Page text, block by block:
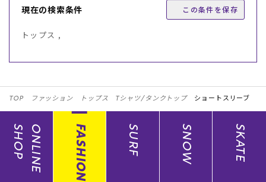
現在の検索条件 この条件を保存
トップス ,
TOP ファッション トップス Tシャツ/タンクトップ ショートスリーブ
ONLINE
SHOP FASHION SURF SNOW SKATE